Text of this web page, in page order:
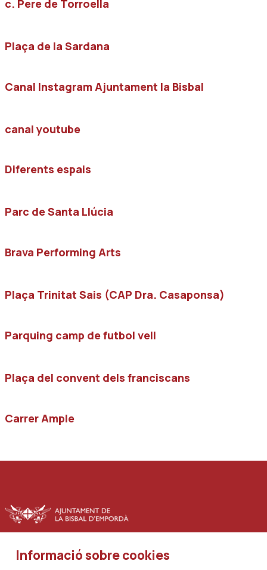
c. Pere de Torroella
Plaça de la Sardana
Canal Instagram Ajuntament la Bisbal
canal youtube
Diferents espais
Parc de Santa Llúcia
Brava Performing Arts
Plaça Trinitat Sais (CAP Dra. Casaponsa)
Parquing camp de futbol vell
Plaça del convent dels franciscans
Carrer Ample
Informació sobre cookies